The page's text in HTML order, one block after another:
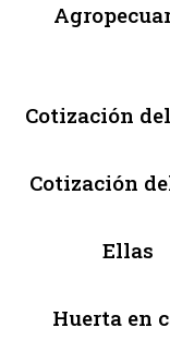
Cotización
Cotización
Ellas
Huerta en